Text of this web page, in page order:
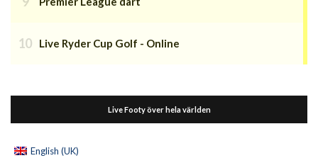
Live Ryder Cup Golf - Online
Live Footy över hela världen
English (UK)